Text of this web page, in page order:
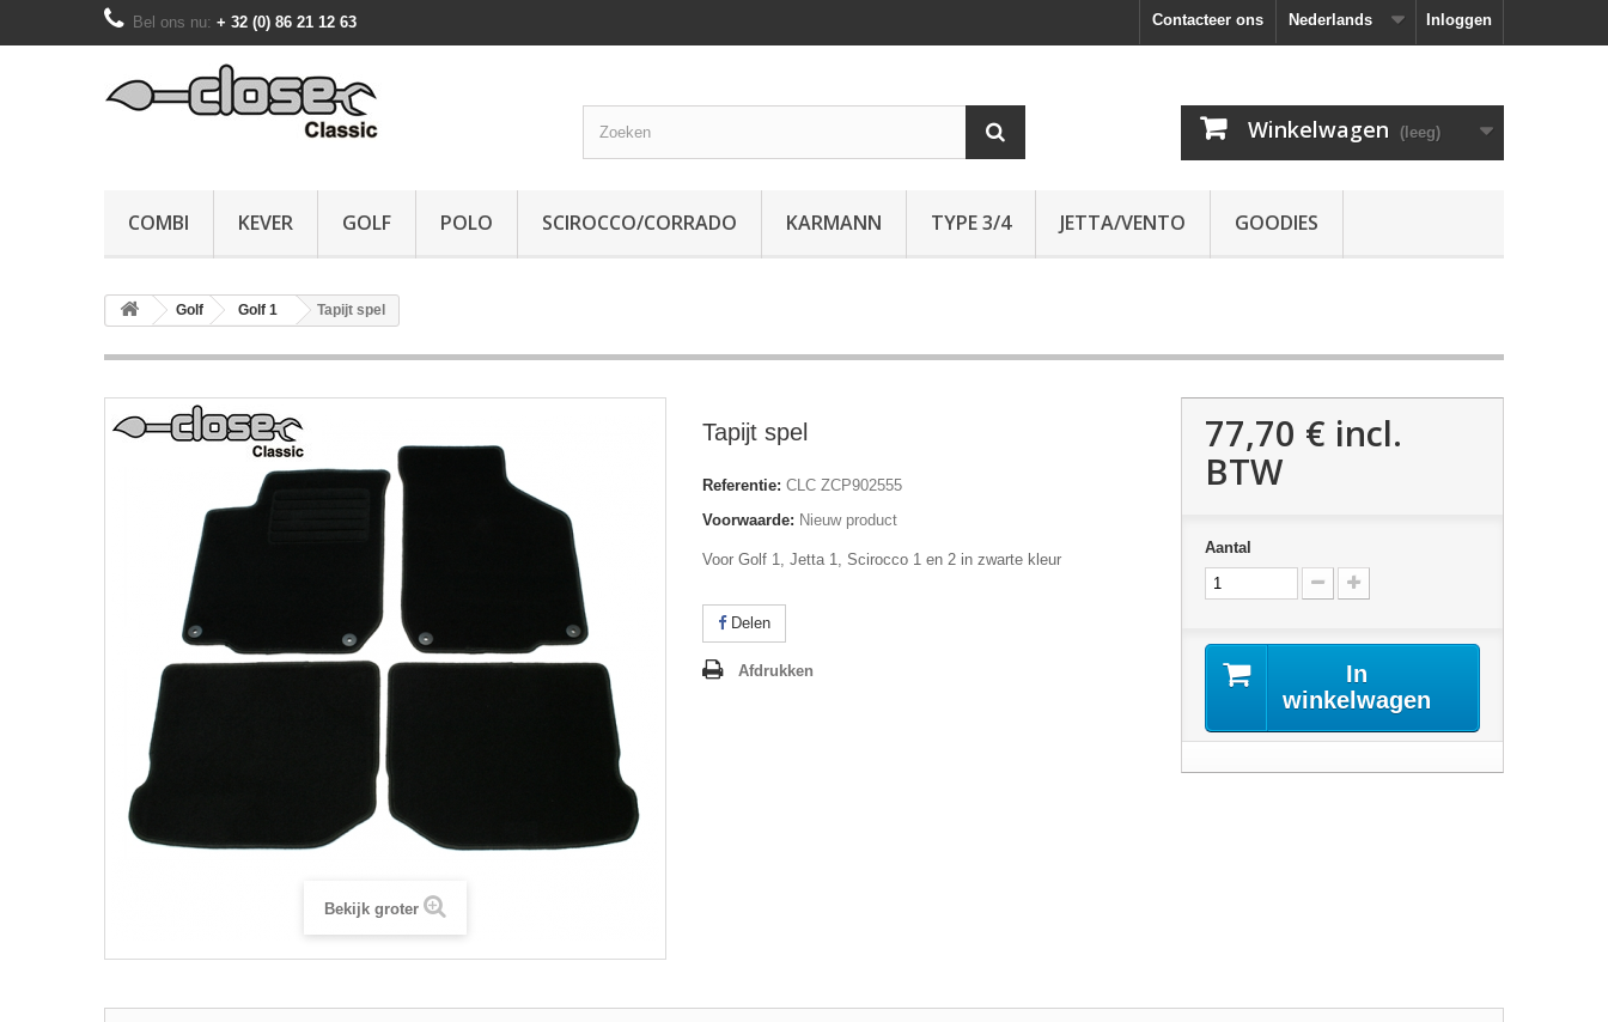
Inloggen
Nederlands
Contacteer ons
Bel ons nu: + 32 (0) 86 21 12 63
Winkelwagen (leeg)
COMBI KEVER GOLF POLO SCIROCCO/CORRADO KARMANN TYPE 3/4 JETTA/VENTO GOODIES
Golf Golf 1 Tapijt spel
Bekijk groter
Tapijt spel
Referentie: CLC ZCP902555
Voorwaarde: Nieuw product
Voor Golf 1, Jetta 1, Scirocco 1 en 2 in zwarte kleur
Delen
Afdrukken
77,70 € incl.
BTW
Aantal
In
winkelwagen